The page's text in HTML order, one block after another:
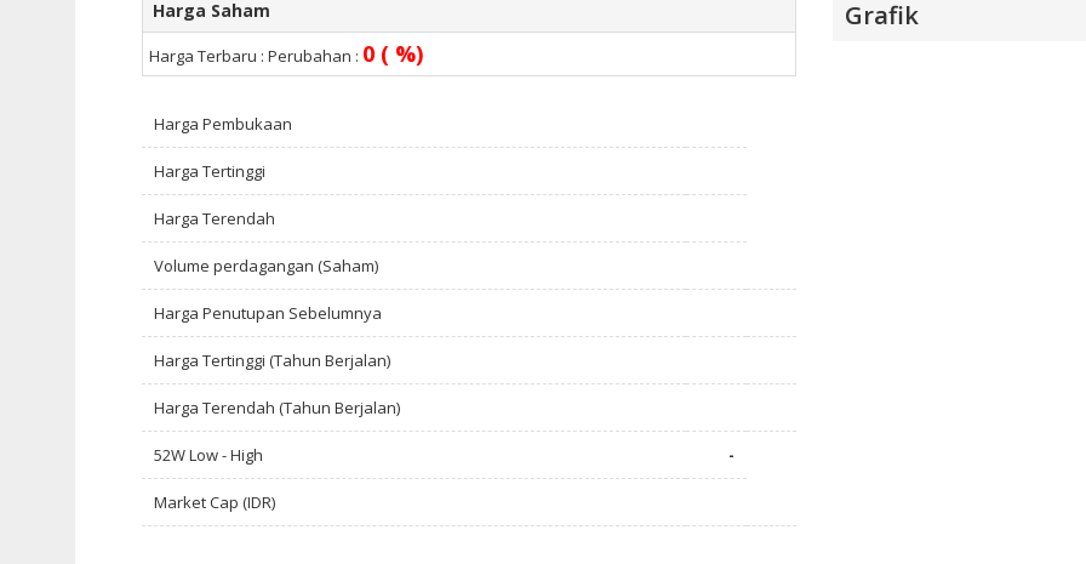
Harga Saham
Harga Terbaru : Perubahan : 0 ( %)
Harga Pembukaan
Harga Tertinggi
Harga Terendah
Volume perdagangan (Saham)
Harga Penutupan Sebelumnya
Harga Tertinggi (Tahun Berjalan)
Harga Terendah (Tahun Berjalan)
52W Low - High -
Market Cap (IDR)
Grafik